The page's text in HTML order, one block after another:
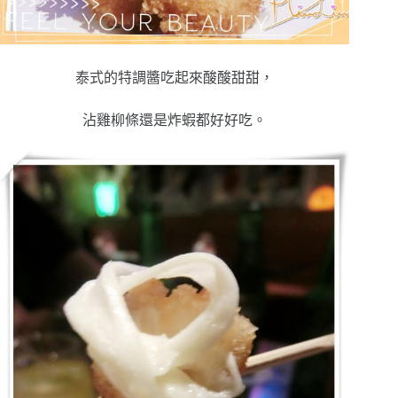
泰式的特調醬吃起來酸酸甜甜，
沾雞柳條還是炸蝦都好好吃。